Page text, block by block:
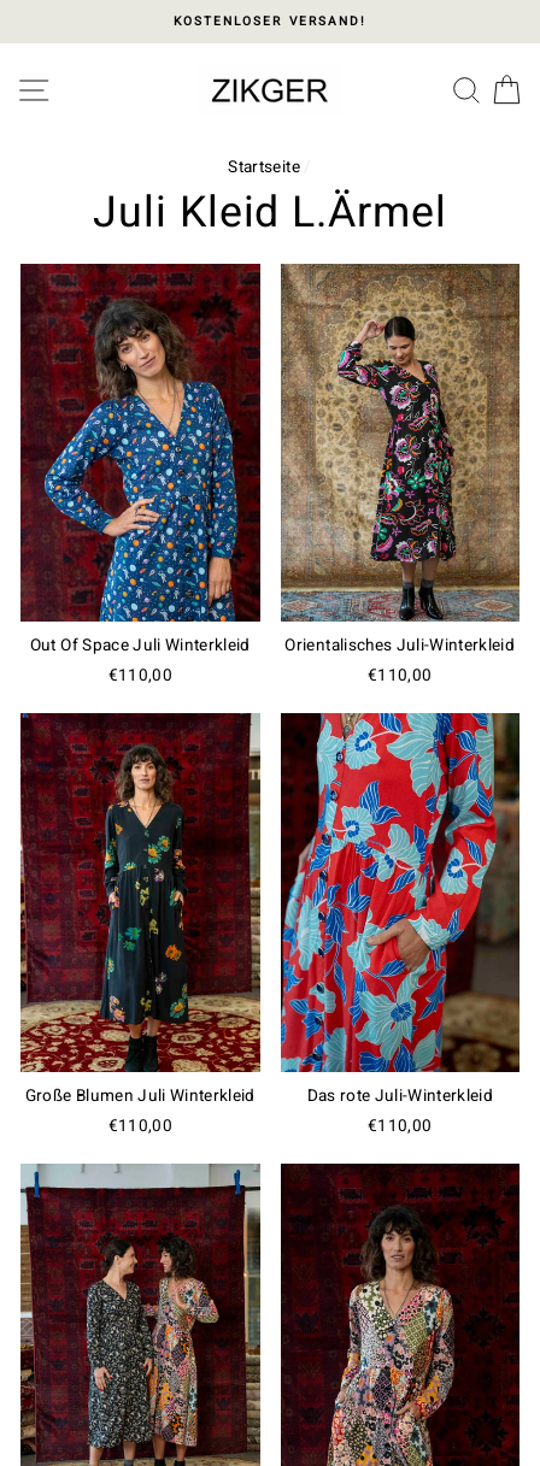
note:
zum
KOSTENLOSER VERSAND!
SEITENNAVIGATION
Startseite /
Juli Kleid L.Ärmel
Out Of Space Juli Winterkleid
€110,00
Orientalisches Juli-Winterkleid
€110,00
Große Blumen Juli Winterkleid
€110,00
Das rote Juli-Winterkleid
€110,00